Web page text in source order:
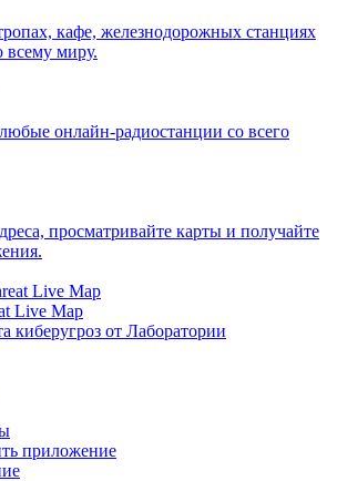
кафе, железнодорожных станциях
миру.
онлайн-радиостанции со всего
просматривайте карты и получайте
Live Map
киберугроз от Лаборатории